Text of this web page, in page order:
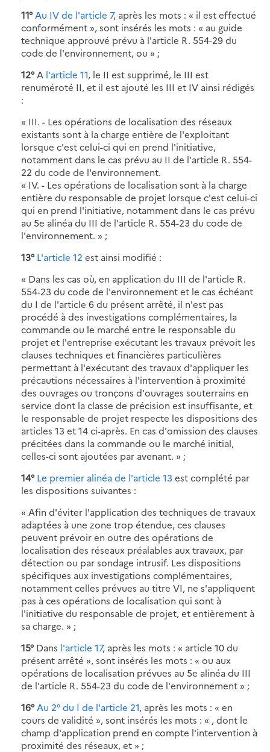
11°Au IV de l'article 7, après les mots : « il est effectué
conformément », sont insérés les mots : « au guide
technique approuvé prévu à l'article R. 554-29 du
code de l'environnement, ou » ;
12°A l'article 11, le II est supprimé, le III est
renuméroté II, et il est ajouté les III et IV ainsi rédigés
:
« III. - Les opérations de localisation des réseaux
existants sont à la charge entière de l'exploitant
lorsque c'est celui-ci qui en prend l'initiative,
notamment dans le cas prévu au II de l'article R. 554-
22 du code de l'environnement.
« IV. - Les opérations de localisation sont à la charge
entière du responsable de projet lorsque c'est celui-ci
qui en prend l'initiative, notamment dans le cas prévu
au 5e alinéa du III de l'article R. 554-23 du code de
l'environnement. » ;
13°L'article 12 est ainsi modifié :
« Dans les cas où, en application du III de l'article R.
554-23 du code de l'environnement et le cas échéant
du I de l'article 6 du présent arrêté, il n'est pas
procédé à des investigations complémentaires, la
commande ou le marché entre le responsable du
projet et l'entreprise exécutant les travaux prévoit les
clauses techniques et financières particulières
permettant à l'exécutant des travaux d'appliquer les
précautions nécessaires à l'intervention à proximité
des ouvrages ou tronçons d'ouvrages souterrains en
service dont la classe de précision est insuffisante, et
le responsable de projet respecte les dispositions des
articles 13 et 14 ci-après. En cas d'omission des clauses
précitées dans la commande ou le marché initial,
celles-ci sont ajoutées par avenant. » ;
14° Le premier alinéa de l'article 13 est complété par
les dispositions suivantes :
« Afin d'éviter l'application des techniques de travaux
adaptées à une zone trop étendue, ces clauses
peuvent prévoir en outre des opérations de
localisation des réseaux préalables aux travaux, par
détection ou par sondage intrusif. Les dispositions
spécifiques aux investigations complémentaires,
notamment celles prévues au titre VI, ne s'appliquent
pas à ces opérations de localisation qui sont à
l'initiative du responsable de projet, et entièrement à
sa charge. » ;
15°Dans l'article 17, après les mots : « article 10 du
présent arrêté », sont insérés les mots : « ou aux
opérations de localisation prévues au 5e alinéa du III
de l'article R. 554-23 du code de l'environnement » ;
16° Au 2° du I de l'article 21, après les mots : « en
cours de validité », sont insérés les mots : « , dont le
champ d'application prend en compte l'intervention à
proximité des réseaux, et » ;